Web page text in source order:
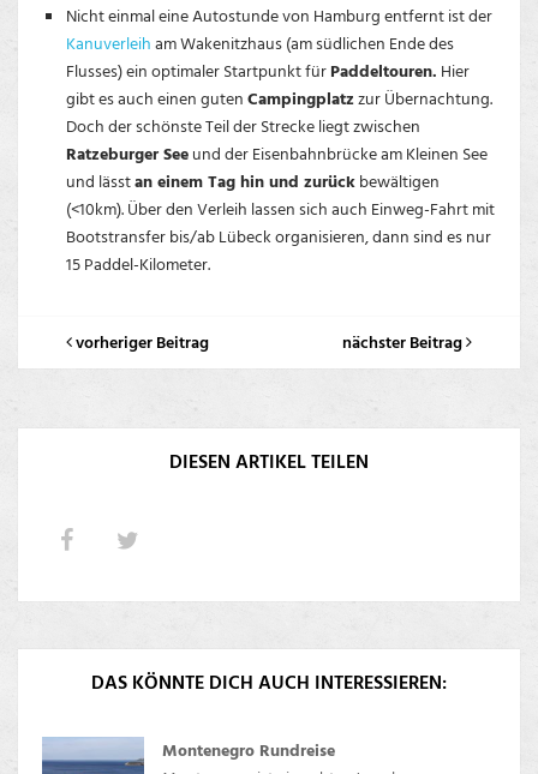
Nicht einmal eine Autostunde von Hamburg entfernt ist der
Kanuverleiham Wakenitzhaus (am südlichen Ende des
Flusses) ein optimaler Startpunkt fürPaddeltouren. Hier
gibt es auch einen gutenCampingplatzzur Übernachtung.
Doch der schönste Teil der Strecke liegt zwischen
Ratzeburger Seeund der Eisenbahnbrücke am Kleinen See
und lässtan einem Tag hin und zurückbewältigen
(<10km). Über den Verleih lassen sich auch Einweg-Fahrt mit
Bootstransfer bis/ab Lübeck organisieren, dann sind es nur
15 Paddel-Kilometer.
vorheriger Beitrag nächster Beitrag
DIESEN ARTIKEL TEILEN
DAS KÖNNTE DICH AUCH INTERESSIEREN:
Montenegro Rundreise